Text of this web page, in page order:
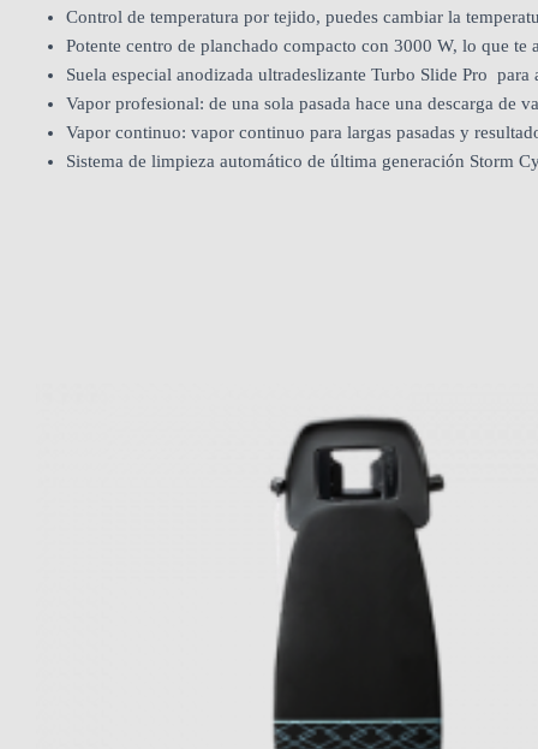
Control de temperatura por tejido, puedes cambiar la
Potente centro de planchado compacto con 3000 W, lo que
Suela especial anodizada ultradeslizante Turbo Slide Pro
Vapor profesional: de una sola pasada hace una descarga de
Vapor continuo: vapor continuo para largas pasadas y
Sistema de limpieza automático de última generación Storm